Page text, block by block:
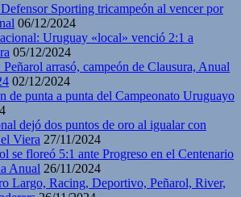
Sporting tricampeón al vencer por
06/12/2024
Uruguay «local» venció 2:1 a
05/12/2024
Peñarol arrasó, campeón de Clausura, Anual
02/12/2024
de punta a punta del Campeonato Uruguayo
dejó dos puntos de oro al igualar con
Viera 27/11/2024
se floreó 5:1 ante Progreso en el Centenario
Anual 26/11/2024
Largo, Racing, Deportivo, Peñarol, River,